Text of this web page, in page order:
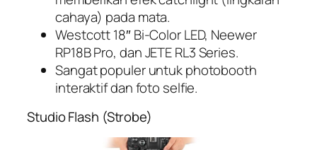
cahaya) pada mata.
Westcott 18″ Bi-Color LED, Neewer
RP18B Pro, dan JETE RL3 Series.
Sangat populer untuk photobooth
interaktif dan foto selfie.
Studio Flash (Strobe)